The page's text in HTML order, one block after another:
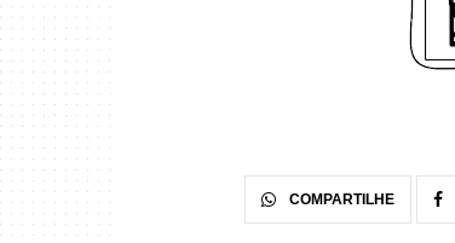
COMPARTILHE